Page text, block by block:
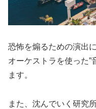
恐怖を煽るための演出
オーケストラを使った”
ます。
また、沈んでいく研究